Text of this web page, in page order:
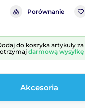
Porównanie
do koszyka artykuły za
darmową wysyłkę
Akcesoria